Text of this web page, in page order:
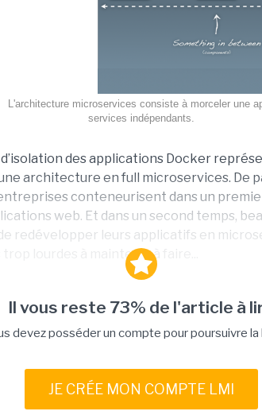
L'architecture microservices consiste à morceler une
services indépendants.
d’isolation des applications Docker
architecture en full microservices. De
conteneurisent dans un
web. Et dans un second temps,
redévelopper leurs applicatifs en
lourdes à maintenir, à faire...
Il vous reste 73% de l'article à
devez posséder un compte pour poursuivre la
JE CRÉE MON COMPTE LMI